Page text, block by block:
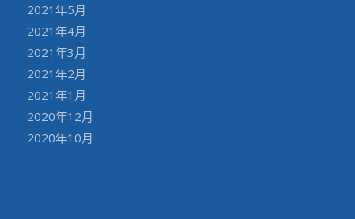
2021年5月
2021年4月
2021年3月
2021年2月
2021年1月
2020年12月
2020年10月